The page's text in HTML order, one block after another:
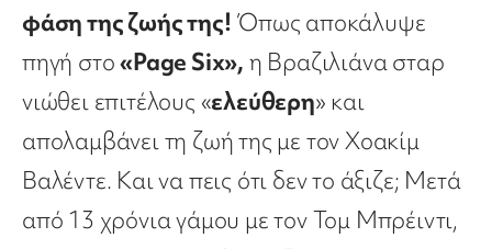
φάση της ζωής της! Όπως αποκάλυψε
πηγή στο«Page Six», η Βραζιλιάνα σταρ
νιώθει επιτέλους «ελεύθερη» και
απολαμβάνει τη ζωή της με τον Χοακίμ
Βαλέντε. Και να πεις ότι δεν το άξιζε; Μετά
από 13 χρόνια γάμου με τον Τομ Μπρέιντι,